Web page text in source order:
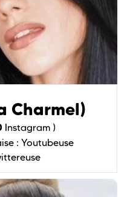
Charmel)
Instagram )
: Youtubeuse